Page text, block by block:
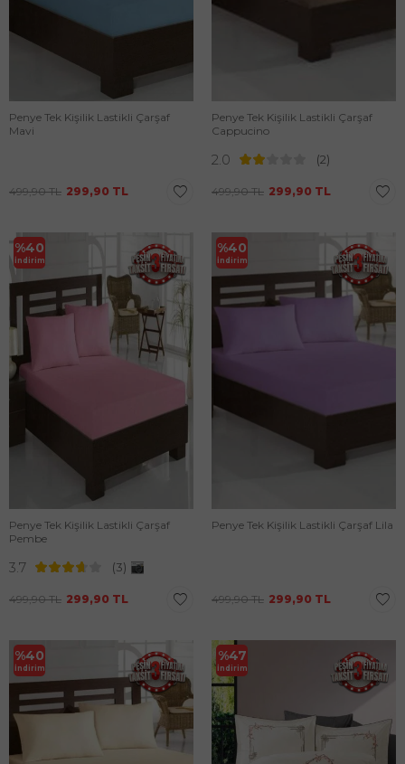
Penye Tek Kişilik Lastikli Çarşaf
Mavi
499,90TL 299,90 TL
Penye Tek Kişilik Lastikli Çarşaf
Cappucino
2.0 (2)
499,90TL 299,90 TL
%40
İndirim
Penye Tek Kişilik Lastikli Çarşaf
Pembe
3.7 (3)
499,90TL 299,90 TL
%40
İndirim
Penye Tek Kişilik Lastikli Çarşaf Lila
499,90TL 299,90 TL
%40
İndirim
%47
İndirim